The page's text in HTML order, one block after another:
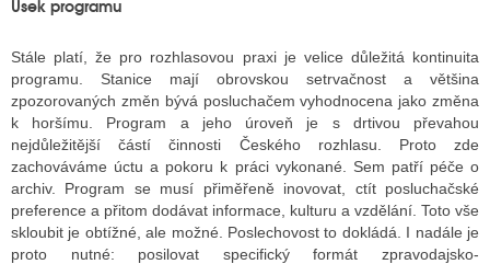
Úsek programu
Stále platí, že pro rozhlasovou praxi je velice důležitá kontinuita
programu. Stanice mají obrovskou setrvačnost a většina
zpozorovaných změn bývá posluchačem vyhodnocena jako změna
k horšímu. Program a jeho úroveň je s drtivou převahou
nejdůležitější částí činnosti Českého rozhlasu. Proto zde
zachováváme úctu a pokoru k práci vykonané. Sem patří péče o
archiv. Program se musí přiměřeně inovovat, ctít posluchačské
preference a přitom dodávat informace, kulturu a vzdělání. Toto vše
skloubit je obtížné, ale možné. Poslechovost to dokládá. I nadále je
proto nutné: posilovat specifický formát zpravodajsko-